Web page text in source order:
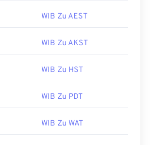
WIB Zu AEST
WIB Zu AKST
WIB Zu HST
WIB Zu PDT
WIB Zu WAT